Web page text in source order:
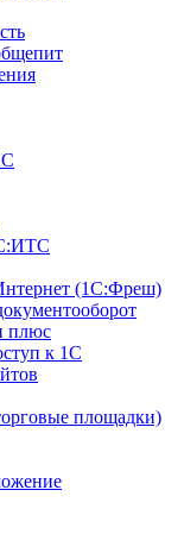
(1С:Фреш)
плюс
к 1С
площадки)